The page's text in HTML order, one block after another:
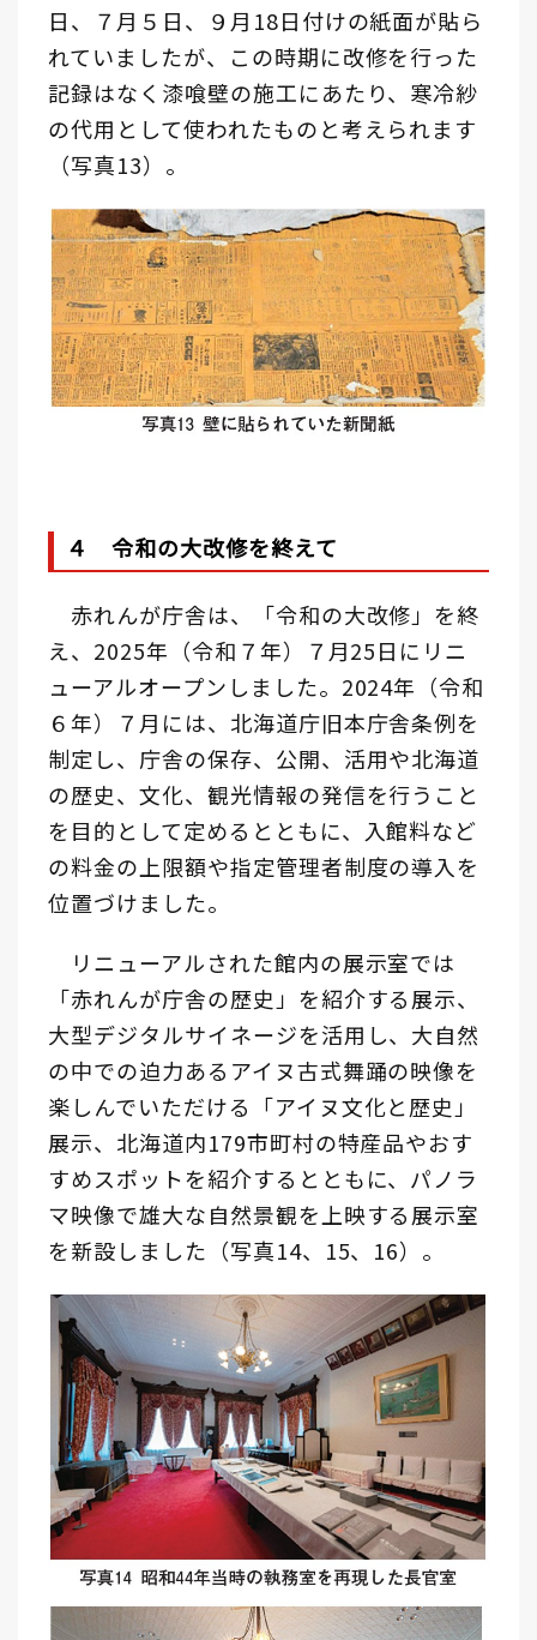
日、７月５日、９月18日付けの紙面が貼ら
れていましたが、この時期に改修を行った
記録はなく漆喰壁の施工にあたり、寒冷紗
の代用として使われたものと考えられます
（写真13）。
４ 令和の大改修を終えて
赤れんが庁舎は、「令和の大改修」を終
え、2025年（令和７年）７月25日にリニ
ューアルオープンしました。2024年（令和
６年）７月には、北海道庁旧本庁舎条例を
制定し、庁舎の保存、公開、活用や北海道
の歴史、文化、観光情報の発信を行うこと
を目的として定めるとともに、入館料など
の料金の上限額や指定管理者制度の導入を
位置づけました。
リニューアルされた館内の展示室では
「赤れんが庁舎の歴史」を紹介する展示、
大型デジタルサイネージを活用し、大自然
の中での迫力あるアイヌ古式舞踊の映像を
楽しんでいただける「アイヌ文化と歴史」
展示、北海道内179市町村の特産品やおす
すめスポットを紹介するとともに、パノラ
マ映像で雄大な自然景観を上映する展示室
を新設しました（写真14、15、16）。